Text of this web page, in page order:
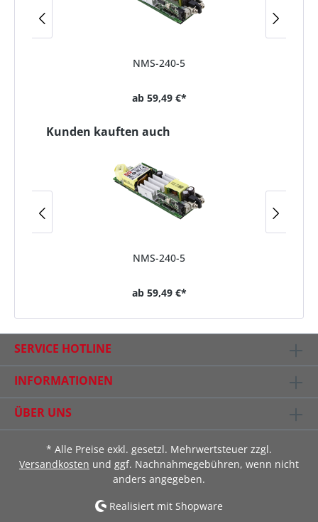
NMS-240-5
ab 59,49 €*
Kunden kauften auch
NMS-240-5
ab 59,49 €*
SERVICE HOTLINE
INFORMATIONEN
ÜBER UNS
* Alle Preise exkl. gesetzl. Mehrwertsteuer zzgl.
Versandkosten und ggf. Nachnahmegebühren, wenn nicht
anders angegeben.
Realisiert mit Shopware